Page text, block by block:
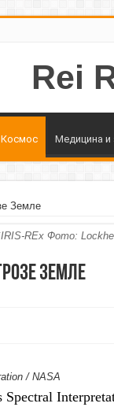
Rei
Космос Медицина и
Земле
REx Фото:
Земле
/ NASA